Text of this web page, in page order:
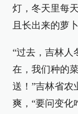
灯，冬天里每
且长出来的萝
“过去，吉林人
在，我们种的
送！”吉林省农
爽，“要问变化